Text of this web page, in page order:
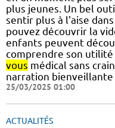
plus jeunes. Un bel
sentir plus à l'aise
pouvez découvrir la
enfants peuvent
comprendre son
vous médical sans
narration
25/03/2025 01:00
ACTUALITÉS